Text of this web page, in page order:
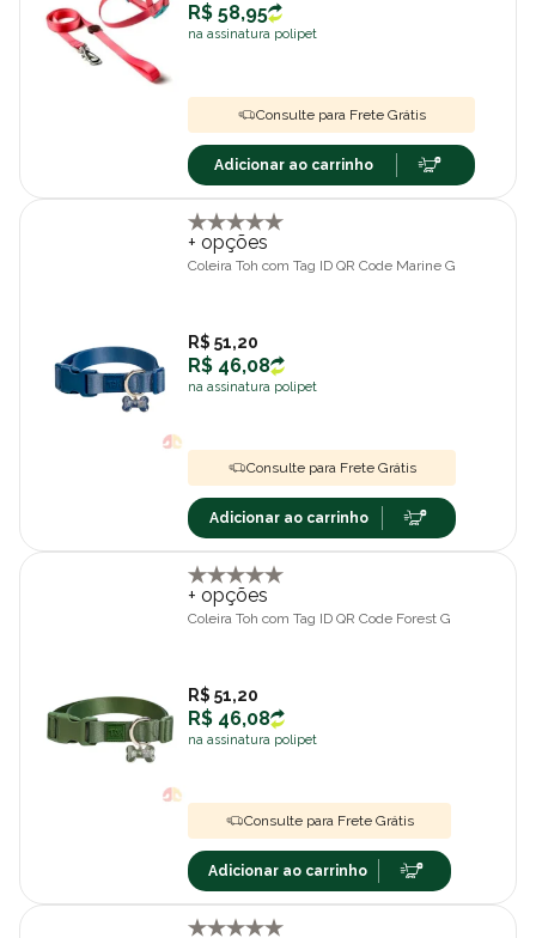
R$ 58,95
na assinatura polipet
Consulte para Frete Grátis
Adicionar ao carrinho
+ opções
Coleira Toh com Tag ID QR Code Marine G
R$ 51,20
R$ 46,08
na assinatura polipet
Consulte para Frete Grátis
Adicionar ao carrinho
+ opções
Coleira Toh com Tag ID QR Code Forest G
R$ 51,20
R$ 46,08
na assinatura polipet
Consulte para Frete Grátis
Adicionar ao carrinho